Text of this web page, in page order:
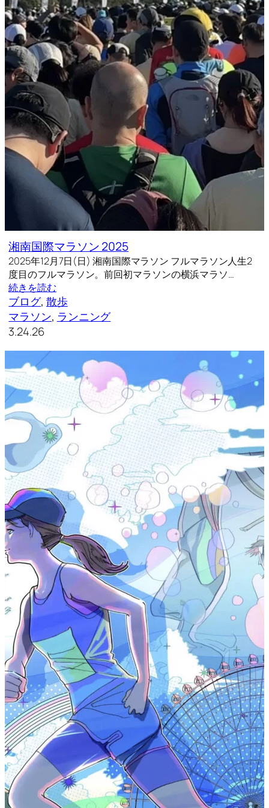
湘南国際マラソン 2025
2025年12月7日(日) 湘南国際マラソン フルマラソン人生2
度目のフルマラソン。前回初マラソンの横浜マラソ…
続きを読む
ブログ, 散歩
マラソン, ランニング
3.24.26